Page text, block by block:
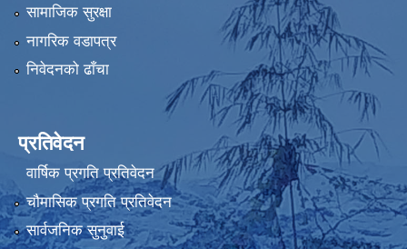
सामाजिक सुरक्षा
नागरिक वडापत्र
निवेदनको ढाँचा
प्रतिवेदन
वार्षिक प्रगति प्रतिवेदन
चौमासिक प्रगति प्रतिवेदन
सार्वजनिक सुनुवाई